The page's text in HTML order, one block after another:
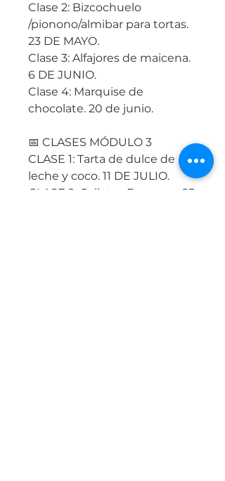
Clase 2: Bizcochuelo
/pionono/almibar para tortas.
23 DE MAYO.
Clase 3: Alfajores de maicena.
6 DE JUNIO.
Clase 4: Marquise de
chocolate. 20 de junio.
📅 CLASES MÓDULO 3
CLASE 1: Tarta de dulce de
leche y coco. 11 DE JULIO.
CLASE 2: Galletas Dameras. 25